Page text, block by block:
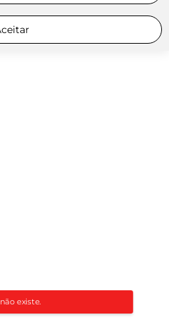
existe.